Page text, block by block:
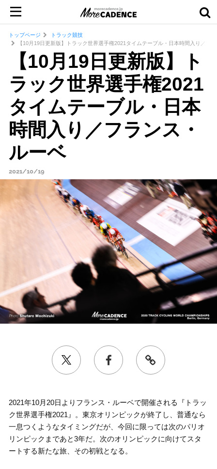
トップページ
トラック競技
【10月19日更新版】トラック世界選手権2021タイムテーブル・日本時間入り／フ
【10月19日更新版】ト
ラック世界選手権2021
タイムテーブル・日本
時間入り／フランス・
ルーベ
2021/10/19
2021年10月20日よりフランス・ルーベで開催される『トラッ
ク世界選手権2021』。東京オリンピックが終了し、普通なら
一息つくようなタイミングだが、今回に限っては次のパリオ
リンピックまであと3年だ。次のオリンピックに向けてスタ
ートする新たな旅、その初戦となる。